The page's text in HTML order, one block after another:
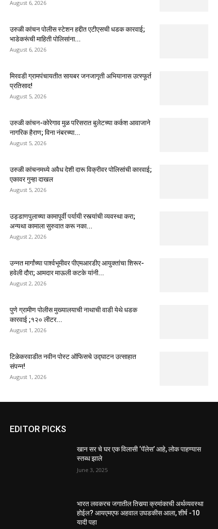
August 6, 2026
उरुळी कांचन पोलीस स्टेशन हद्दीत एटीएसची धडक कारवाई;
भाडेकरूंची माहिती पोलिसांना...
August 6, 2026
मिरवडी ग्रामपंचायतीत सायबर जनजागृती अभियानास उत्स्फूर्त
प्रतिसाद!
August 5, 2026
उरुळी कांचन-कोरेगाव मुळ परिसरात बुलेटच्या कर्कश आवाजाने
नागरिक हैराण; विना नंबरच्या...
August 5, 2026
उरुळी कांचनमध्ये अवैध देशी दारू विक्रीवर पोलिसांची कारवाई;
एकावर गुन्हा दाखल
August 5, 2026
उड्डाणपुलाच्या कामापूर्वी पर्यायी रस्त्यांची व्यवस्था करा;
अन्यथा कामाला सुरुवात करू नका...
August 2, 2026
उन्नत मार्गांच्या पार्श्वभूमीवर पीएमआरडीए आयुक्तांचा शिरूर-
हवेली दौरा; आमदार माऊली कटके यांनी...
August 2, 2026
पुणे ग्रामीण पोलीस मुख्यालयाची नाथाची वाडी येथे धडक
कारवाई ;१२० लीटर...
August 1, 2026
टिळेकरवाडीत नवीन पोस्ट ऑफिसचे उद्घाटन उत्साहात
संपन्न!
August 1, 2026
EDITOR PICKS
खान सर चे घर एक विलासी ‘पॅलेस’ आहे, लोक पाहण्यास
स्तब्ध झाले
June 3, 2025
भारत लवकरच जगातील तिसर्‍या क्रमांकाची अर्थव्यवस्था
होईल? आयएमएफ अहवाल उघडकीस आला, शीर्ष -10
यादी पहा